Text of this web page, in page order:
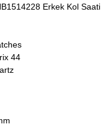
Erkek Kol Saati
44